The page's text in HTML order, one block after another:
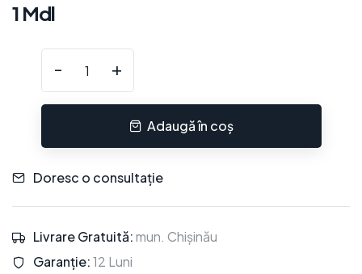
1 Mdl
- +
Adaugă în coș
Doresc o consultație
Livrare Gratuită:mun. Chișinău
Garanție:12 Luni